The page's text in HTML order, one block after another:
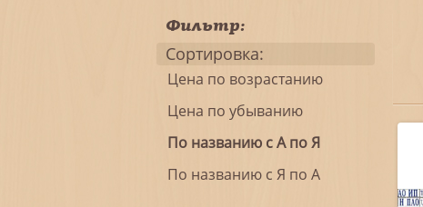
Фильтр:
Сортировка:
Цена по возрастанию
Цена по убыванию
По названию с А по Я
По названию с Я по А